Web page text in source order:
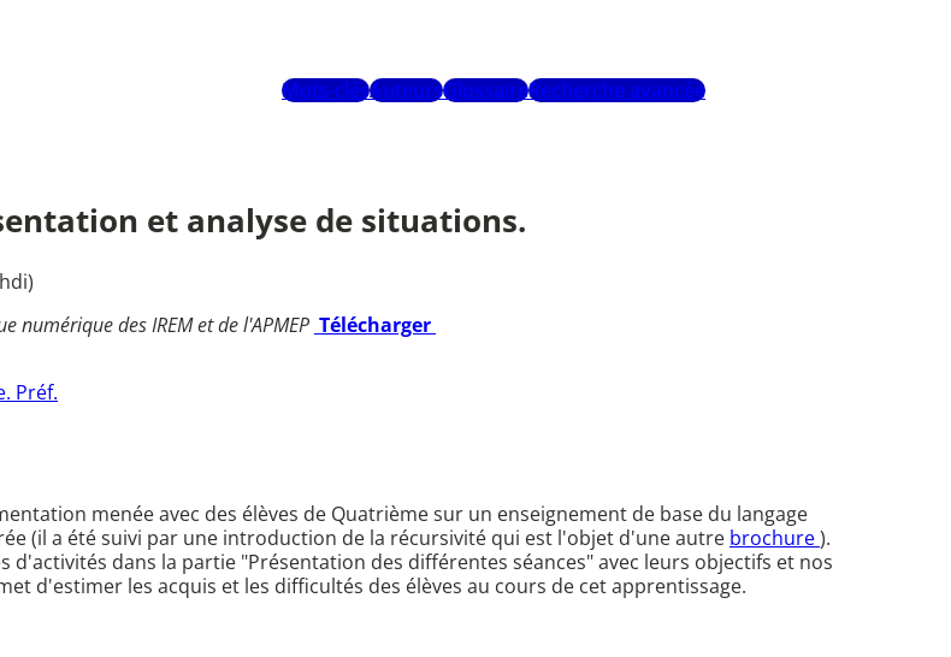
Mots-clésAuteursGlossaireRecherche avancée
et analyse de situations.
numérique des IREM et de l'APMEP Télécharger
Préf.
menée avec des élèves de Quatrième sur un enseignement de base du langage
(il a été suivi par une introduction de la récursivité qui est l'objet d'une autre brochure).
dans la partie "Présentation des différentes séances" avec leurs objectifs et nos
d'estimer les acquis et les difficultés des élèves au cours de cet apprentissage.